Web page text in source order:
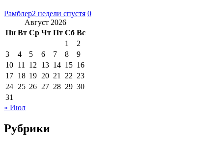
Рамблер2 недели спустя 0
Август 2026
Пн Вт Ср Чт Пт Сб Вс
1
2
3
4 5 6 7 8
9
10 11 12 13 14 15 16
17 18 19 20 21 22 23
24 25 26 27 28 29 30
31
« Июл
Рубрики